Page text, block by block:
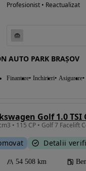
Profesionist • Reactualizat
AUTO PARK BRAȘOV
Finantare Inchirieri Asigurare
Golf 1.0
Detalii
54 508 km